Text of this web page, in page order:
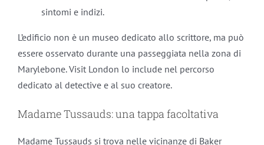
sintomi e indizi.
L’edificio non è un museo dedicato allo scrittore, ma può
essere osservato durante una passeggiata nella zona di
Marylebone. Visit London lo include nel percorso
dedicato al detective e al suo creatore.
Madame Tussauds: una tappa facoltativa
Madame Tussauds si trova nelle vicinanze di Baker